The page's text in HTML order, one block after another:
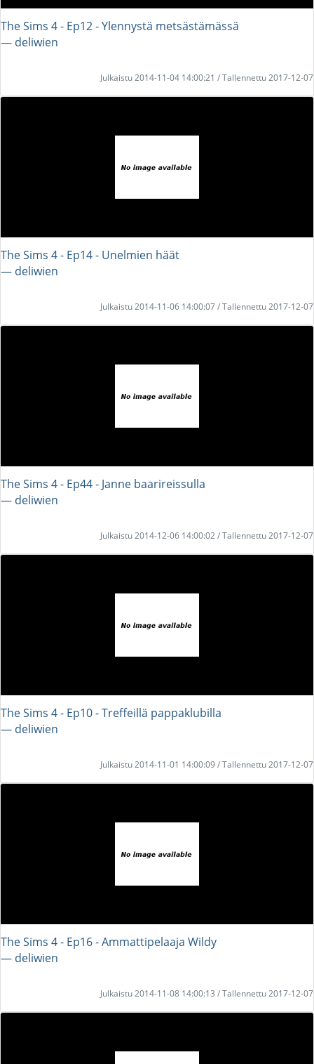
The Sims 4 - Ep12 - Ylennystä metsästämässä
― deliwien
Julkaistu 2014-11-04 14:00:21 / Tallennettu 2017-12-07
The Sims 4 - Ep14 - Unelmien häät
― deliwien
Julkaistu 2014-11-06 14:00:07 / Tallennettu 2017-12-07
The Sims 4 - Ep44 - Janne baarireissulla
― deliwien
Julkaistu 2014-12-06 14:00:02 / Tallennettu 2017-12-07
The Sims 4 - Ep10 - Treffeillä pappaklubilla
― deliwien
Julkaistu 2014-11-01 14:00:09 / Tallennettu 2017-12-07
The Sims 4 - Ep16 - Ammattipelaaja Wildy
― deliwien
Julkaistu 2014-11-08 14:00:13 / Tallennettu 2017-12-07